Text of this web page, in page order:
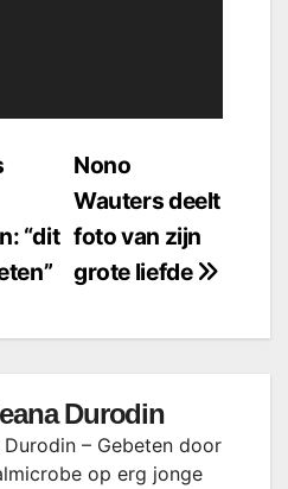
Nono
Wauters deelt
foto van zijn
grote liefde
“dit
Durodin
Durodin – Gebeten door
op erg jonge